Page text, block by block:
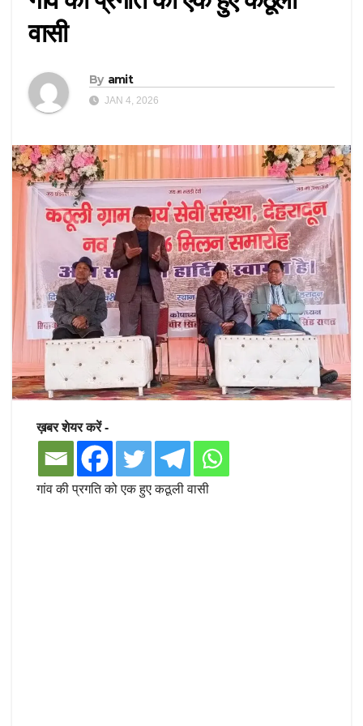
वासी
By amit
JAN 4, 2026
ख़बर शेयर करें -
गांव की प्रगति को एक हुए कठूली वासी